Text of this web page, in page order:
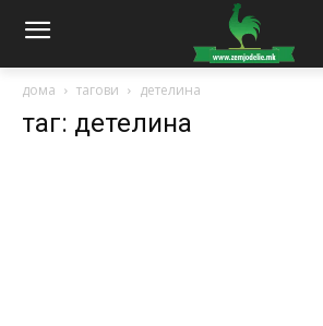
дома тагови детелина
таг: детелина